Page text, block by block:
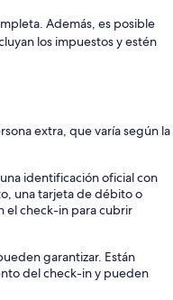
Además, es posible
los impuestos y estén
extra, que varía según la
identificación oficial con
una tarjeta de débito o
el check-in para cubrir
garantizar. Están
del check-in y pueden